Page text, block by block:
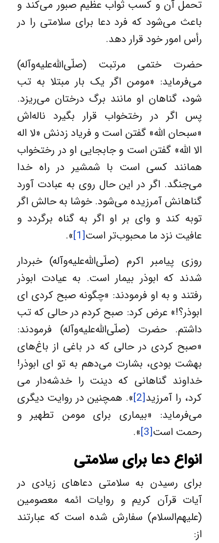
تحمل آن و کسب ثواب عظیم صبور می‌کند و
باعث می‌شود که فرد دعا برای سلامتی را در
رأس امور خود قرار دهد.
حضرت ختمی مرتبت (صلّی‌الله‌علیه‌وآله)
می‌فرماید: «مومن اگر یک‌ بار مبتلا به تب
شود، گناهان او مانند برگ درختان می‌ریزد.
پس اگر در رختخواب قرار بگیرد ناله‌اش
«سبحان الله» گفتن است و فریاد زدنش «لا اله
الا الله» گفتن است و جابجایی او در رختخواب
همانند کسی است با شمشیر در راه خدا
می‌جنگد. اگر در این حال روی به عبادت آورد
گناهانش آمرزیده می‌شود. خوشا به حالش اگر
توبه کند و وای بر او اگر به گناه برگردد و
عافیت نزد ما محبوب‌تر است[1]
».
روزی پیامبر اکرم (صلّی‌الله‌علیه‌وآله) خبردار
شدند که ابوذر بیمار است. به عیادت ابوذر
رفتند و به او فرمودند: «چگونه صبح کردی ای
ابوذر؟!» عرض کرد: صبح کردم در حالی که تب
داشتم. حضرت (صلّی‌الله‌علیه‌وآله) فرمودند:
«صبح کردی در حالی که در باغی از باغ‌های
بهشت بودی، بشارت می‌دهم به تو ای ابوذر!
خداوند گناهانی که دینت را خدشه‌دار می
کرد، را آمرزید[2]
». همچنین در روایت دیگری
می‌فرماید: «بیماری برای مومن تطهیر و
رحمت است[3]
».
انواع دعا برای سلامتی
برای رسیدن به سلامتی دعاهای زیادی در
آیات قرآن کریم و روایات ائمه معصومین
(علیهم‌السلام) سفارش شده است که عبارتند
از: